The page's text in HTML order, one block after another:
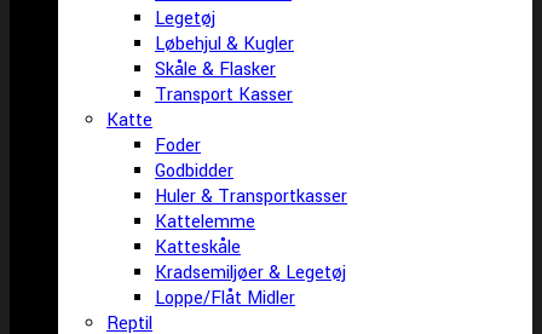
Legetøj
Løbehjul & Kugler
Skåle & Flasker
Transport Kasser
Katte
Foder
Godbidder
Huler & Transportkasser
Kattelemme
Katteskåle
Kradsemiljøer & Legetøj
Loppe/Flåt Midler
Reptil